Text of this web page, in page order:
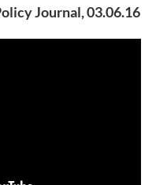
Journal, 03.06.16